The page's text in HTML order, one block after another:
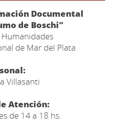
Documental
de Boschi"
de Mar del Plata
Villasanti
Atención:
de 14 a 18 hs.